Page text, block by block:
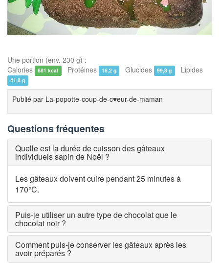
Une portion (env. 230 g) :
Calories
881 kcal Protéines 16,2 g Glucides 99,8 g Lipides
41,8 g
Publié par La-popotte-coup-de-c♥eur-de-maman
Questions fréquentes
Quelle est la durée de cuisson des gâteaux
individuels sapin de Noël ?
Les gâteaux doivent cuire pendant 25 minutes à
170°C.
Puis-je utiliser un autre type de chocolat que le
chocolat noir ?
Comment puis-je conserver les gâteaux après les
avoir préparés ?